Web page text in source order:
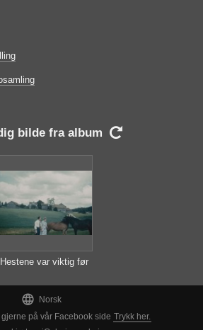
bilde fra album 
Hestene var viktig før

Norsk
på vår Facebook side
Trykk her.